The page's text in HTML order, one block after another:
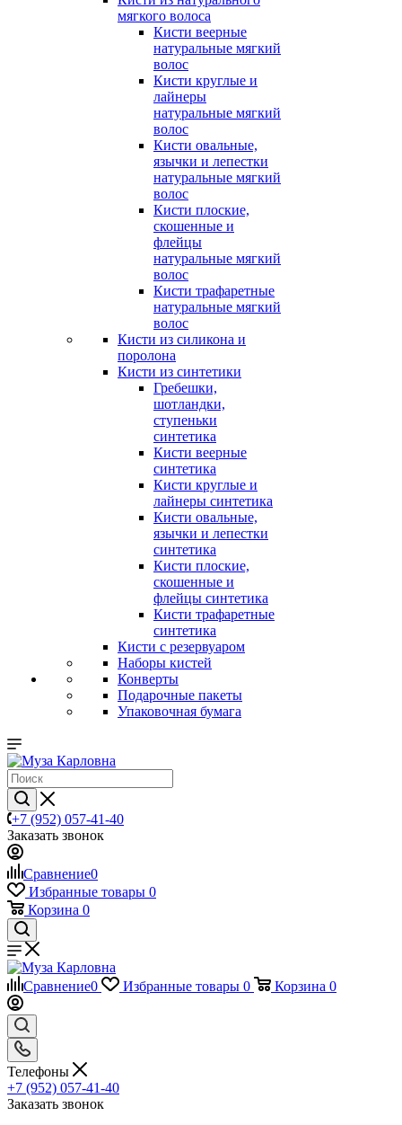
мягкого волоса
Кисти веерные
натуральные мягкий
волос
Кисти круглые и
лайнеры
натуральные мягкий
волос
Кисти овальные,
язычки и лепестки
натуральные мягкий
волос
Кисти плоские,
скошенные и
флейцы
натуральные мягкий
волос
Кисти трафаретные
натуральные мягкий
волос
Кисти из силикона и
поролона
Кисти из синтетики
Гребешки,
шотландки,
ступеньки
синтетика
Кисти веерные
синтетика
Кисти круглые и
лайнеры синтетика
Кисти овальные,
язычки и лепестки
синтетика
Кисти плоские,
скошенные и
флейцы синтетика
Кисти трафаретные
синтетика
Кисти с резервуаром
Наборы кистей
Конверты
Подарочные пакеты
Упаковочная бумага
+7 (952) 057-41-40
Заказать звонок
Сравнение0
Избранные товары 0
Корзина 0
Сравнение0 Избранные товары 0 Корзина 0
Телефоны
+7 (952) 057-41-40
Заказать звонок